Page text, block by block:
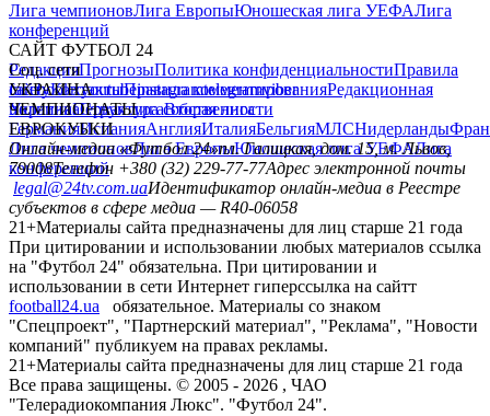
Лига чемпионовЛига ЕвропыЮношеская лига УЕФАЛига
конференций
САЙТ ФУТБОЛ 24
РедакцияПрогнозыПолитика конфиденциальностиПравила
сайтуКонтактыПравила комментированияРедакционная
политикаСтруктура собственности
Соц. сети
facebookxyoutubeinstagramtelegramviber
УКРАИНА
УкраинаПервая лигаВторая лига
ЧЕМПИОНАТЫ
ГерманияИспанияАнглияИталияБельгияМЛСНидерланды
ЕВРОКУБКИ
Лига чемпионовЛига ЕвропыЮношеская лига УЕФАЛига
конференций
Онлайн-медиа «Футбол 24»пл. Галицкая, дом. 15, м. Львов,
79008Телефон +380 (32) 229-77-77Адрес электронной почты
legal@24tv.com.uaИдентификатор онлайн-медиа в Реестре
субъектов в сфере медиа — R40-06058
21+Материалы сайта предназначены для лиц старше 21 года
При цитировании и использовании любых материалов ссылка
на "Футбол 24" обязательна. При цитировании и
использовании в сети Интернет гиперссылка на сайтт
football24.ua
обязательное. Материалы со знаком
"Спецпроект", "Партнерский материал", "Реклама", "Новости
компаний" публикуем на правах рекламы.
21+Материалы сайта предназначены для лиц старше 21 года
Все права защищены. © 2005 - 2026 , ЧАО
"Телерадиокомпания Люкс". "Футбол 24".